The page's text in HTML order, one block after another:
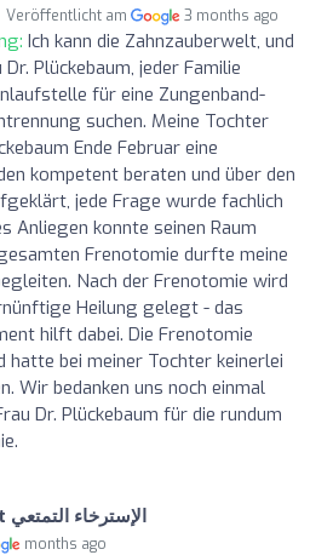
Veröffentlicht am 3 months ago
Ich kann die Zahnzauberwelt, und
Plückebaum, jeder Familie
für eine Zungenband-
suchen. Meine Tochter
Ende Februar eine
kompetent beraten und über den
jede Frage wurde fachlich
Anliegen konnte seinen Raum
Frenotomie durfte meine
Nach der Frenotomie wird
Heilung gelegt - das
hilft dabei. Die Frenotomie
hatte bei meiner Tochter keinerlei
Wir bedanken uns noch einmal
Dr. Plückebaum für die rundum
Relaxing Enjoyment الإسترخاء التمتعي
4 months ago